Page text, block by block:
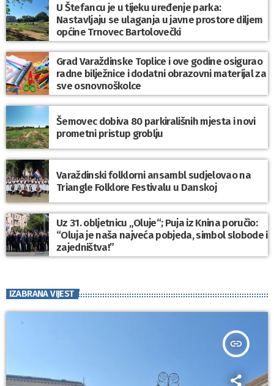
U Štefancu je u tijeku uređenje parka:
Nastavljaju se ulaganja u javne prostore diljem
općine Trnovec Bartolovečki
Grad Varaždinske Toplice i ove godine osigurao
radne bilježnice i dodatni obrazovni materijal za
sve osnovnoškolce
Šemovec dobiva 80 parkirališnih mjesta i novi
prometni pristup groblju
Varaždinski folklorni ansambl sudjelovao na
Triangle Folklore Festivalu u Danskoj
Uz 31. obljetnicu „Oluje“; Puja iz Knina poručio:
“Oluja je naša najveća pobjeda, simbol slobode i
zajedništva!”
IZABRANA VIJEST
insert_link